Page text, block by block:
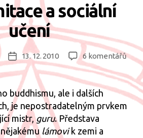
a sociální
učení
Datum
příspěvku
13. 12. 2010 6 komentářůu
s
Guru,
buddhismu, ale i dalších
je nepostradatelným prvkem
mistr,guru. Představa
lámovik zemi a